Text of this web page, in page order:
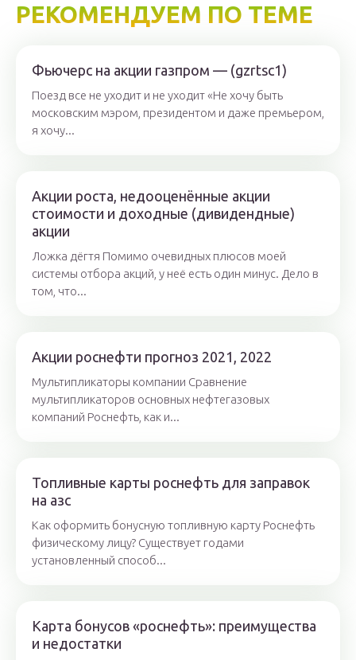
РЕКОМЕНДУЕМ ПО ТЕМЕ
Фьючерс на акции газпром — (gzrtsc1)
Поезд все не уходит и не уходит «Не хочу быть
московским мэром, президентом и даже премьером,
я хочу...
Акции роста, недооценённые акции
стоимости и доходные (дивидендные)
акции
Ложка дёгтя Помимо очевидных плюсов моей
системы отбора акций, у неё есть один минус. Дело в
том, что...
Акции роснефти прогноз 2021, 2022
Мультипликаторы компании Сравнение
мультипликаторов основных нефтегазовых
компаний Роснефть, как и...
Топливные карты роснефть для заправок
на азс
Как оформить бонусную топливную карту Роснефть
физическому лицу? Существует годами
установленный способ...
Карта бонусов «роснефть»: преимущества
и недостатки